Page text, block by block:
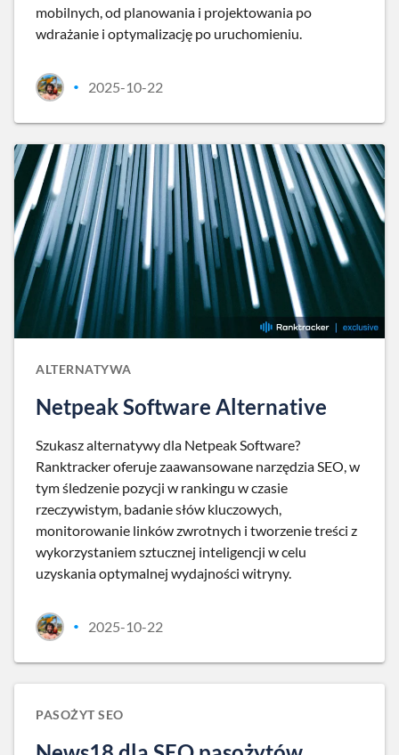
mobilnych, od planowania i projektowania po
wdrażanie i optymalizację po uruchomieniu.
• 2025-10-22
ALTERNATYWA
Netpeak Software Alternative
Szukasz alternatywy dla Netpeak Software?
Ranktracker oferuje zaawansowane narzędzia SEO, w
tym śledzenie pozycji w rankingu w czasie
rzeczywistym, badanie słów kluczowych,
monitorowanie linków zwrotnych i tworzenie treści z
wykorzystaniem sztucznej inteligencji w celu
uzyskania optymalnej wydajności witryny.
• 2025-10-22
PASOŻYT SEO